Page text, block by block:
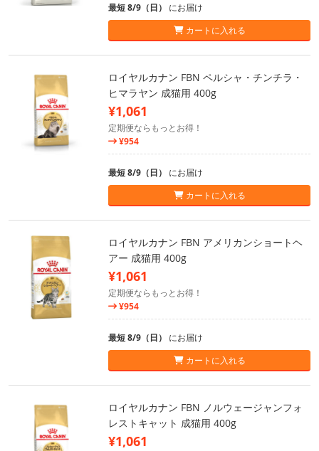
最短 8/9（日） にお届け
カートに入れる
ロイヤルカナン FBN ペルシャ・チンチラ・
ヒマラヤン 成猫用 400g
¥1,061
定期便ならもっとお得！
¥954
最短 8/9（日） にお届け
カートに入れる
ロイヤルカナン FBN アメリカンショートヘ
アー 成猫用 400g
¥1,061
定期便ならもっとお得！
¥954
最短 8/9（日） にお届け
カートに入れる
ロイヤルカナン FBN ノルウェージャンフォ
レストキャット 成猫用 400g
¥1,061